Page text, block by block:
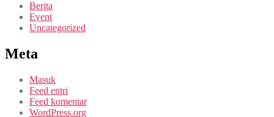
Berita
Event
Uncategorized
Meta
Masuk
Feed entri
Feed komentar
WordPress.org